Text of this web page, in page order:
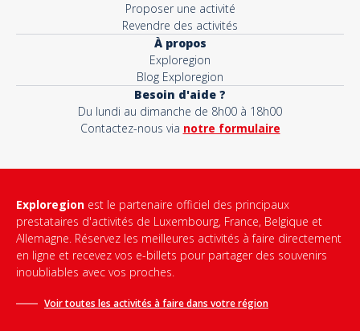
Proposer une activité
Revendre des activités
À propos
Exploregion
Blog Exploregion
Besoin d'aide ?
Du lundi au dimanche de 8h00 à 18h00
Contactez-nous via notre formulaire
Exploregion est le partenaire officiel des principaux
prestataires d'activités de Luxembourg, France, Belgique et
Allemagne. Réservez les meilleures activités à faire directement
en ligne et recevez vos e-billets pour partager des souvenirs
inoubliables avec vos proches.
Voir toutes les activités à faire dans votre région